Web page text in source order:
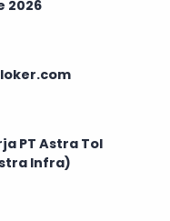
2026
PT Astra Tol
Infra)